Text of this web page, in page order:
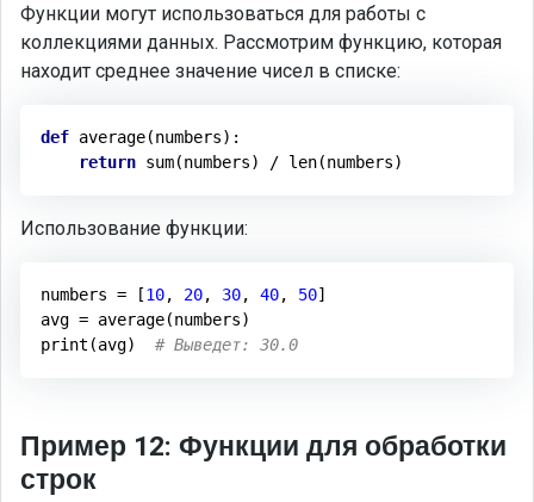
Функции могут использоваться для работы с
коллекциями данных. Рассмотрим функцию, которая
находит среднее значение чисел в списке:
def average(numbers) :
return
Использование функции:
numbers = [10, 20, 30, 40, 50]
avg = average(numbers)
print(avg) # Выведет: 30.0
Пример 12: Функции для обработки
строк